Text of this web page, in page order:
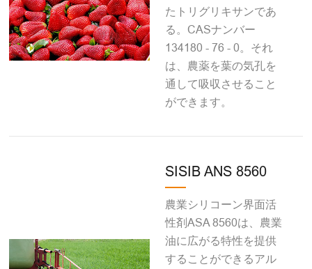
たトリグリキサンであ
る。CASナンバー
134180 - 76 - 0。それ
は、農薬を葉の気孔を
通して吸収させること
ができます。
SISIB ANS 8560
農業シリコーン界面活
性剤ASA 8560は、農業
油に広がる特性を提供
することができるアル